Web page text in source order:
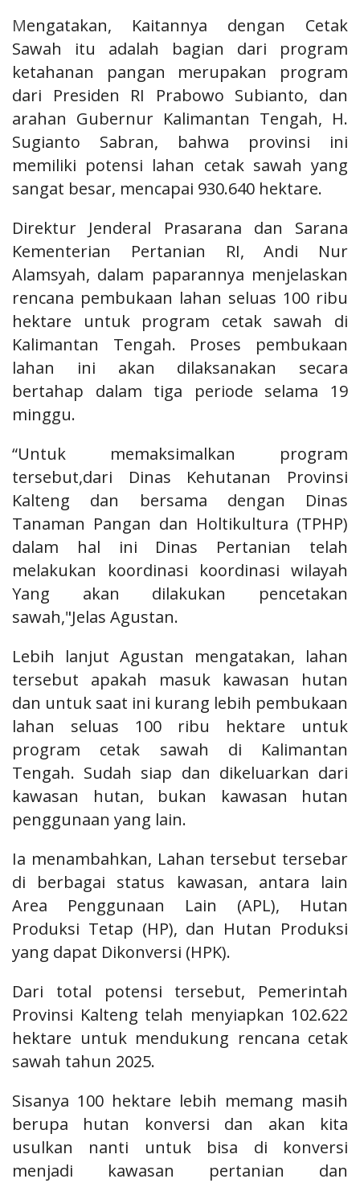
Mengatakan, Kaitannya dengan Cetak
Sawah itu adalah bagian dari program
ketahanan pangan merupakan program
dari Presiden RI Prabowo Subianto, dan
arahan Gubernur Kalimantan Tengah, H.
Sugianto Sabran, bahwa provinsi ini
memiliki potensi lahan cetak sawah yang
sangat besar, mencapai 930.640 hektare.
Direktur Jenderal Prasarana dan Sarana
Kementerian Pertanian RI, Andi Nur
Alamsyah, dalam paparannya menjelaskan
rencana pembukaan lahan seluas 100 ribu
hektare untuk program cetak sawah di
Kalimantan Tengah. Proses pembukaan
lahan ini akan dilaksanakan secara
bertahap dalam tiga periode selama 19
minggu.
“Untuk memaksimalkan program
tersebut,dari Dinas Kehutanan Provinsi
Kalteng dan bersama dengan Dinas
Tanaman Pangan dan Holtikultura (TPHP)
dalam hal ini Dinas Pertanian telah
melakukan koordinasi koordinasi wilayah
Yang akan dilakukan pencetakan
sawah,"Jelas Agustan.
Lebih lanjut Agustan mengatakan, lahan
tersebut apakah masuk kawasan hutan
dan untuk saat ini kurang lebih pembukaan
lahan seluas 100 ribu hektare untuk
program cetak sawah di Kalimantan
Tengah. Sudah siap dan dikeluarkan dari
kawasan hutan, bukan kawasan hutan
penggunaan yang lain.
Ia menambahkan, Lahan tersebut tersebar
di berbagai status kawasan, antara lain
Area Penggunaan Lain (APL), Hutan
Produksi Tetap (HP), dan Hutan Produksi
yang dapat Dikonversi (HPK).
Dari total potensi tersebut, Pemerintah
Provinsi Kalteng telah menyiapkan 102.622
hektare untuk mendukung rencana cetak
sawah tahun 2025.
Sisanya 100 hektare lebih memang masih
berupa hutan konversi dan akan kita
usulkan nanti untuk bisa di konversi
menjadi kawasan pertanian dan